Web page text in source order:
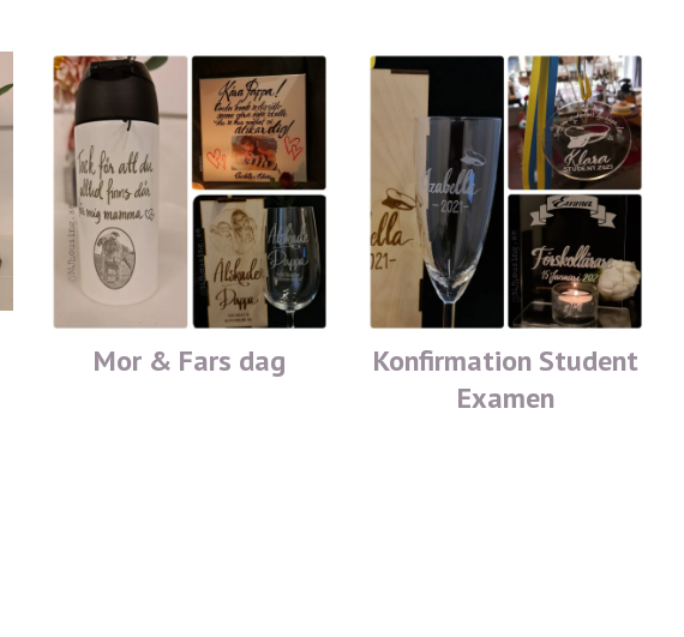
Mor & Fars dag
Konfirmation Student
Examen